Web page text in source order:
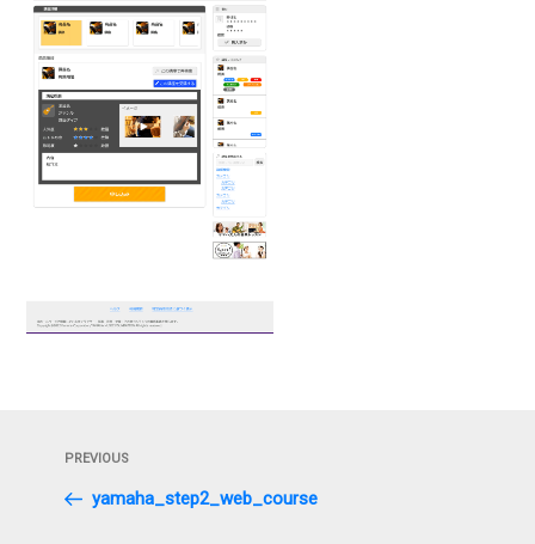
Previous
Post
PREVIOUS
yamaha_step2_web_course